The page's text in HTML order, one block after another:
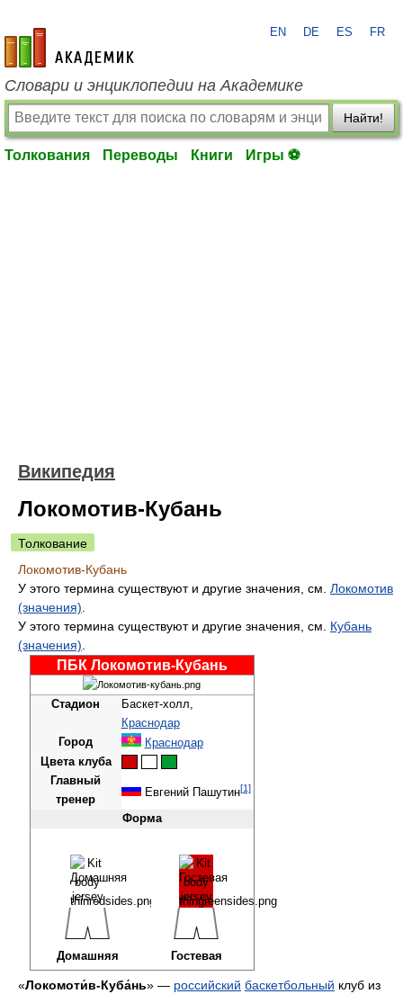
academic.ru
EN DE ES FR
Словари и энциклопедии на Академике
Найти!
Толкования Переводы Книги Игры ⚽
Википедия
Локомотив-Кубань
Толкование
Локомотив-Кубань
У этого термина существуют и другие значения, см. Локомотив
(значения)
У этого термина существуют и другие значения, см. Кубань
(значения)
ПБК Локомотив-Кубань
Стадион
Баскет-холл,
Краснодар
Город
Краснодар
Цвета клуба
Главный
тренер
Евгений Пашутин[1]
Форма
Домашняя Гостевая
«Локомоти́в-Куба́нь» — российский баскетбольный клуб из